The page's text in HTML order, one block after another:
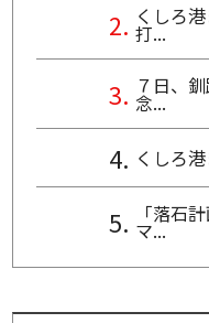
くしろ
打...
７日、
念...
くしろ
「落石
マ...